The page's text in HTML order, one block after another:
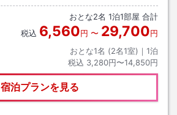
おとな2名 1泊1部屋 合計
税込 6,560円 〜 29,700円
おとな1名 (2名1室)｜ 1泊
税込 3,280円〜14,850円
宿泊プランを見る